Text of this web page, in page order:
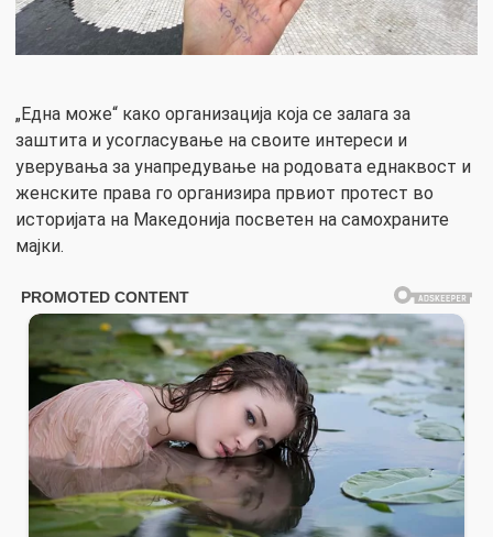
„Една може“ како организација која се залага за
заштита и усогласување на своите интереси и
уверувања за унапредување на родовата еднаквост и
женските права го организира првиот протест во
историјата на Македонија посветен на самохраните
мајки.